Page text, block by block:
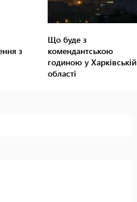
з
Що буде з
комендантською
годиною у Харківській
області